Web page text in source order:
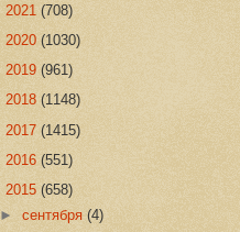
2021 (708)
2020 (1030)
2019 (961)
2018 (1148)
2017 (1415)
2016 (551)
2015 (658)
►сентября(4)